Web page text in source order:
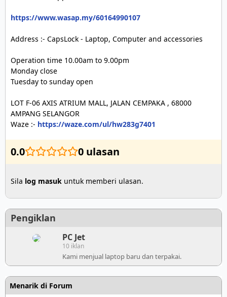
https://www.wasap.my/60164990107
Address :- CapsLock - Laptop, Computer and accessories
Operation time 10.00am to 9.00pm
Monday close
Tuesday to sunday open
LOT F-06 AXIS ATRIUM MALL, JALAN CEMPAKA , 68000
AMPANG SELANGOR
Waze :- https://waze.com/ul/hw283g7401
0.0 0 ulasan
Sila log masuk untuk memberi ulasan.
Pengiklan
PC Jet
10 iklan
Kami menjual laptop baru dan terpakai.
Menarik di Forum